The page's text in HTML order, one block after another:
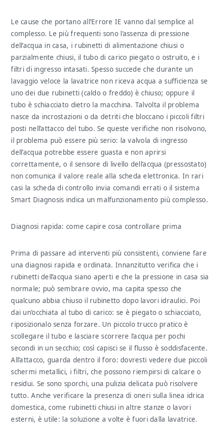
Le cause che portano all’Errore IE vanno dal semplice al
complesso. Le più frequenti sono l’assenza di pressione
dell’acqua in casa, i rubinetti di alimentazione chiusi o
parzialmente chiusi, il tubo di carico piegato o ostruito, e i
filtri di ingresso intasati. Spesso succede che durante un
lavaggio veloce la lavatrice non riceva acqua a sufficienza se
uno dei due rubinetti (caldo o freddo) è chiuso; oppure il
tubo è schiacciato dietro la macchina. Talvolta il problema
nasce da incrostazioni o da detriti che bloccano i piccoli filtri
posti nell’attacco del tubo. Se queste verifiche non risolvono,
il problema può essere più serio: la valvola di ingresso
dell’acqua potrebbe essere guasta e non aprirsi
correttamente, o il sensore di livello dell’acqua (pressostato)
non comunica il valore reale alla scheda elettronica. In rari
casi la scheda di controllo invia comandi errati o il sistema
Smart Diagnosis indica un malfunzionamento più complesso.
Diagnosi rapida: come capire cosa controllare prima
Prima di passare ad interventi più consistenti, conviene fare
una diagnosi rapida e ordinata. Innanzitutto verifica che i
rubinetti dell’acqua siano aperti e che la pressione in casa sia
normale; può sembrare ovvio, ma capita spesso che
qualcuno abbia chiuso il rubinetto dopo lavori idraulici. Poi
dai un’occhiata al tubo di carico: se è piegato o schiacciato,
riposizionalo senza forzare. Un piccolo trucco pratico è
scollegare il tubo e lasciare scorrere l’acqua per pochi
secondi in un secchio; così capisci se il flusso è soddisfacente.
All’attacco, guarda dentro il foro: dovresti vedere due piccoli
schermi metallici, i filtri, che possono riempirsi di calcare o
residui. Se sono sporchi, una pulizia delicata può risolvere
tutto. Anche verificare la presenza di oneri sulla linea idrica
domestica, come rubinetti chiusi in altre stanze o lavori
esterni, è utile: la soluzione a volte è fuori dalla lavatrice.